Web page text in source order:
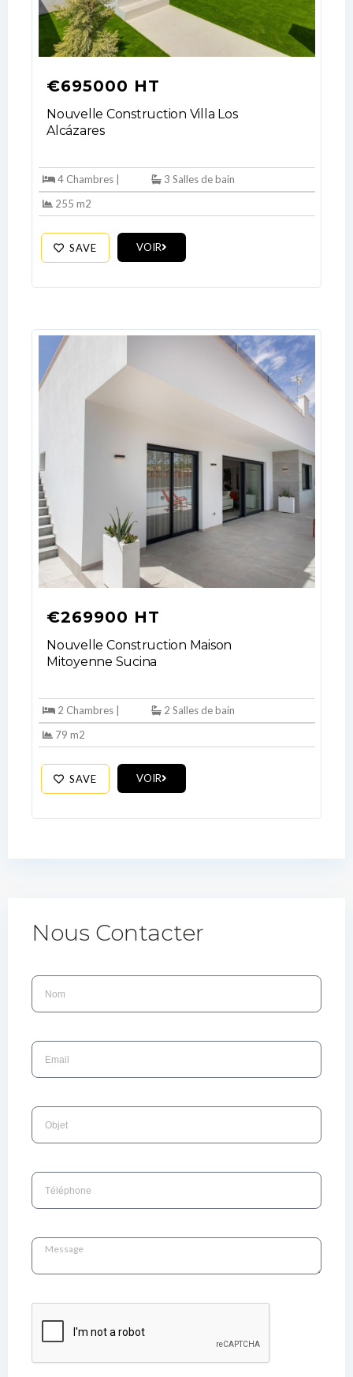
€695000 HT
Nouvelle Construction Villa Los
Alcázares
4 Chambres |
3 Salles de bain
255 m2
SAVE VOIR
€269900 HT
Nouvelle Construction Maison
Mitoyenne Sucina
2 Chambres |
2 Salles de bain
79 m2
SAVE VOIR
Nous Contacter
Don't have an account? Sign Up
Password
LOGIN
No apps configured. Please contact
your administrator.